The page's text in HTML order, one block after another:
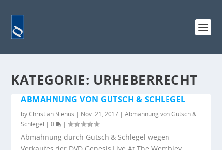
KATEGORIE: URHEBERRECHT
ABMAHNUNG VON GUTSCH & SCHLEGEL
byChristian Niehus | Nov. 21, 2017 |Abmahnung von Gutsch &
Schlegel |0 |
Abmahnung durch Gutsch & Schlegel wegen